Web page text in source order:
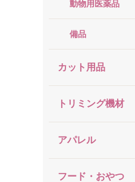
動物用医薬品
備品
カット用品
トリミング機材
アパレル
フード・おやつ